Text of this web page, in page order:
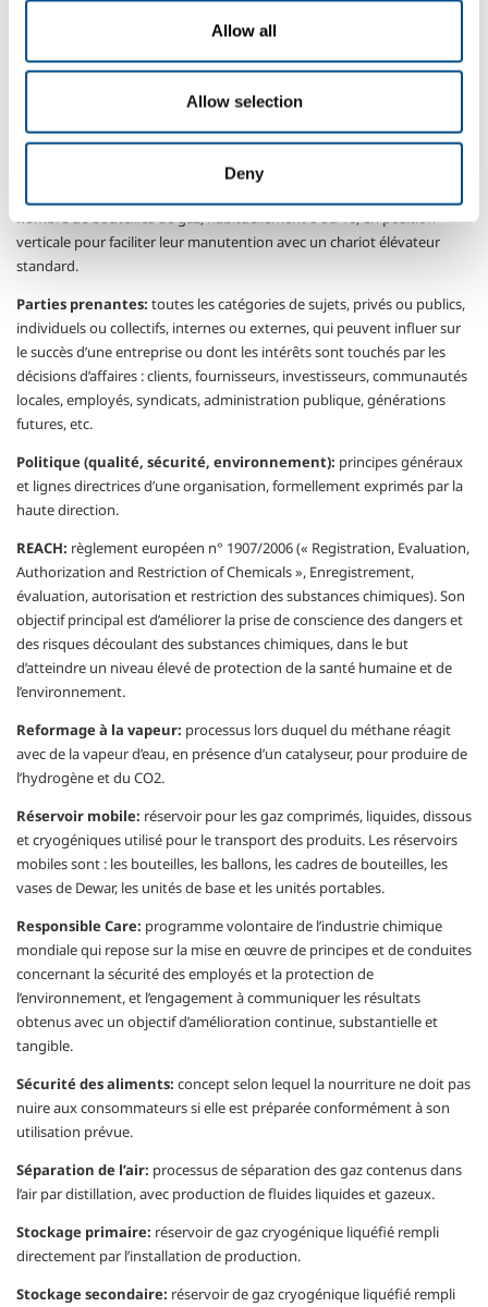
Allow all
Allow selection
Deny
Norme UNI EN ISO 27001 (sécurité de l’information):
internationale qui définit les exigences pour mettre place et gérer un
logique, physique et organisationnelle), visant à protéger les données
et les informations des menaces de toute sorte, en en garantissant
nombre de bouteilles de gaz, habituellement 8 ou 16, en position
verticale pour faciliter leur manutention avec un chariot élévateur
standard.
Parties prenantes: toutes les catégories de sujets, privés ou publics,
individuels ou collectifs, internes ou externes, qui peuvent influer sur
le succès d’une entreprise ou dont les intérêts sont touchés par les
décisions d’affaires : clients, fournisseurs, investisseurs, communautés
locales, employés, syndicats, administration publique, générations
futures, etc.
Politique (qualité, sécurité, environnement): principes généraux
et lignes directrices d’une organisation, formellement exprimés par la
haute direction.
REACH: règlement européen n° 1907/2006 (« Registration, Evaluation,
Authorization and Restriction of Chemicals », Enregistrement,
évaluation, autorisation et restriction des substances chimiques). Son
objectif principal est d’améliorer la prise de conscience des dangers et
des risques découlant des substances chimiques, dans le but
d’atteindre un niveau élevé de protection de la santé humaine et de
l’environnement.
Reformage à la vapeur: processus lors duquel du méthane réagit
avec de la vapeur d’eau, en présence d’un catalyseur, pour produire de
l’hydrogène et du CO2.
Réservoir mobile: réservoir pour les gaz comprimés, liquides, dissous
et cryogéniques utilisé pour le transport des produits. Les réservoirs
mobiles sont : les bouteilles, les ballons, les cadres de bouteilles, les
vases de Dewar, les unités de base et les unités portables.
Responsible Care: programme volontaire de l’industrie chimique
mondiale qui repose sur la mise en œuvre de principes et de conduites
concernant la sécurité des employés et la protection de
l’environnement, et l’engagement à communiquer les résultats
obtenus avec un objectif d’amélioration continue, substantielle et
tangible.
Sécurité des aliments: concept selon lequel la nourriture ne doit pas
nuire aux consommateurs si elle est préparée conformément à son
utilisation prévue.
Séparation de l’air: processus de séparation des gaz contenus dans
l’air par distillation, avec production de fluides liquides et gazeux.
Stockage primaire: réservoir de gaz cryogénique liquéfié rempli
directement par l’installation de production.
Stockage secondaire: réservoir de gaz cryogénique liquéfié rempli